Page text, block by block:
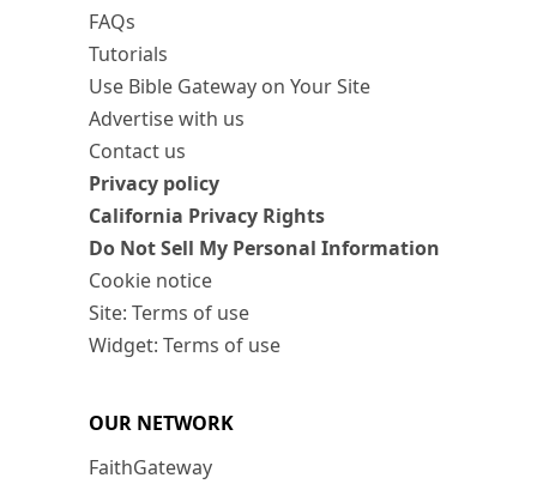
FAQs
Tutorials
Use Bible Gateway on Your Site
Advertise with us
Contact us
Privacy policy
California Privacy Rights
Do Not Sell My Personal Information
Cookie notice
Site: Terms of use
Widget: Terms of use
OUR NETWORK
FaithGateway